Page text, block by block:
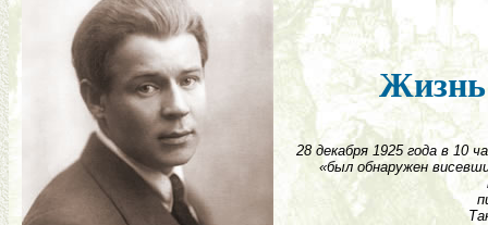
Жизнь
28 декабря 1925 года в 10
«был обнаружен